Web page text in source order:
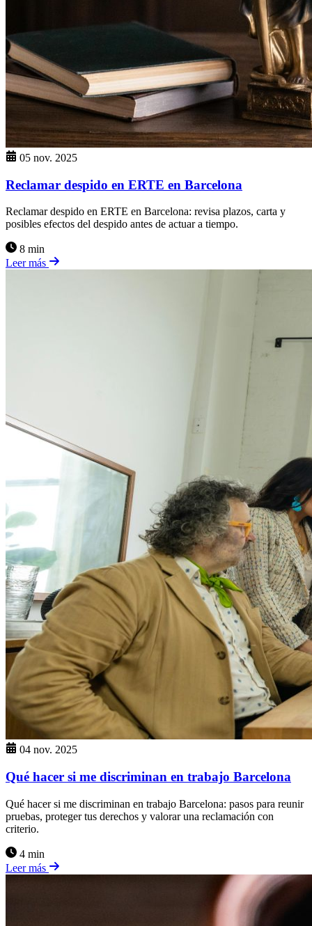
05 nov. 2025
Reclamar despido en ERTE en Barcelona
Reclamar despido en ERTE en Barcelona: revisa plazos, carta y
posibles efectos del despido antes de actuar a tiempo.
8 min
Leer más
04 nov. 2025
Qué hacer si me discriminan en trabajo Barcelona
Qué hacer si me discriminan en trabajo Barcelona: pasos para reunir
pruebas, proteger tus derechos y valorar una reclamación con
criterio.
4 min
Leer más